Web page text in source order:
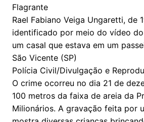
Flagrante
Rael Fabiano Veiga Ungaretti, de
identificado por meio do vídeo
um casal que estava em um
São Vicente (SP)
Polícia Civil/Divulgação e
O crime ocorreu no dia 21 de
100 metros da faixa de areia da
Milionários. A gravação feita por